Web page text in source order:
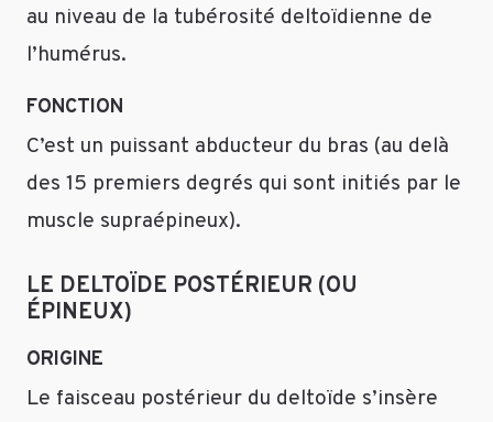
au niveau de la tubérosité deltoïdienne de
l’humérus.
FONCTION
C’est un puissant abducteur du bras (au delà
des 15 premiers degrés qui sont initiés par le
muscle supraépineux).
LE DELTOÏDE POSTÉRIEUR (OU
ÉPINEUX)
ORIGINE
Le faisceau postérieur du deltoïde s’insère